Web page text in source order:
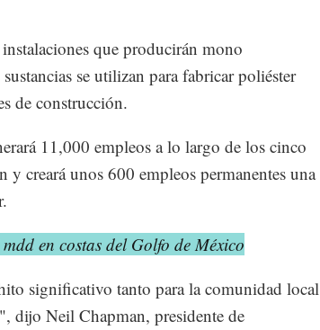
que producirán mono
se utilizan para fabricar poliéster
de construcción.
11,000 empleos a lo largo de los cinco
y creará unos 600 empleos permanentes una
en costas del Golfo de México
significativo tanto para la comunidad local
dijo Neil Chapman, presidente de